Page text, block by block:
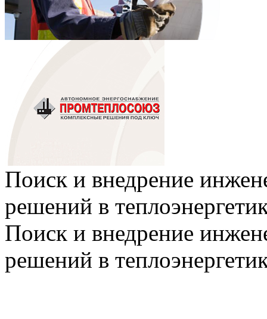
Поиск и внедрение
решений в
Поиск и внедрение
решений в